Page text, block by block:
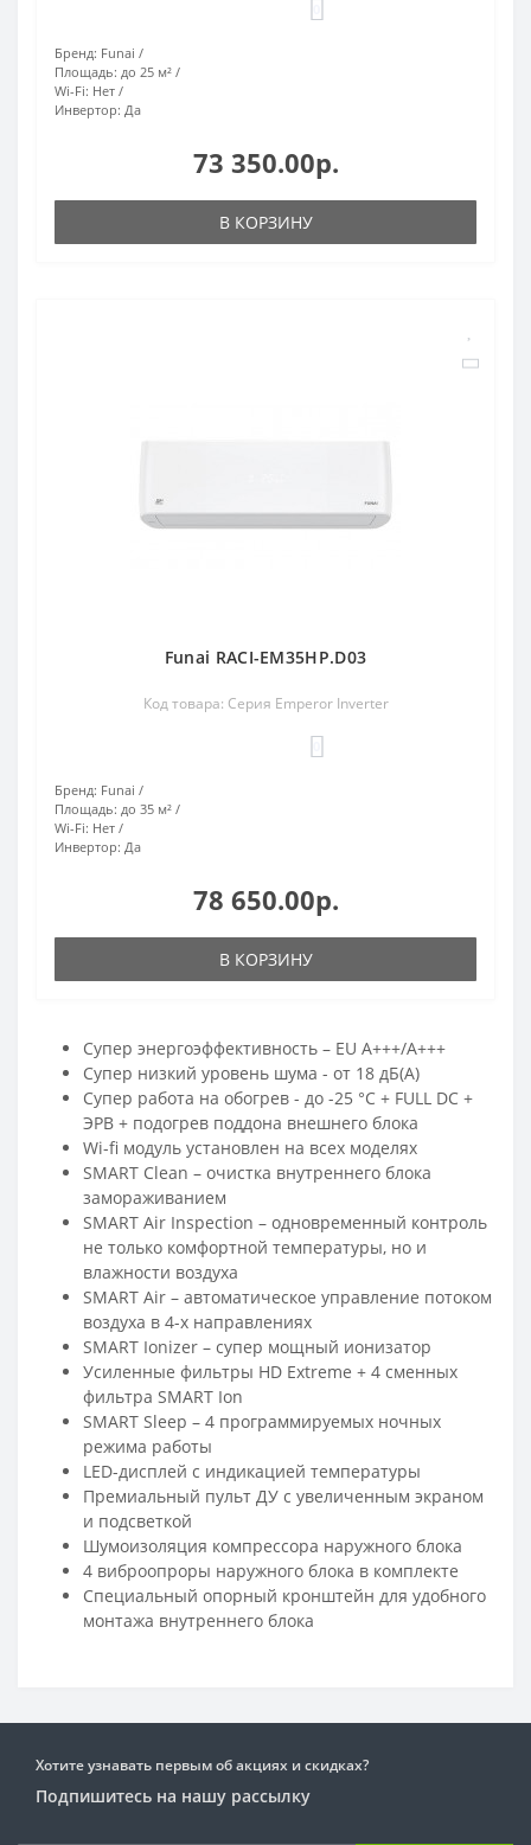
Бренд: Funai
Площадь: до 25 м²
Wi-Fi: Нет
Инвертор: Да
73 350.00р.
В КОРЗИНУ
Funai RACI-EM35HP.D03
Код товара: Серия Emperor Inverter
Бренд: Funai
Площадь: до 35 м²
Wi-Fi: Нет
Инвертор: Да
78 650.00р.
В КОРЗИНУ
Супер энергоэффективность – EU А+++/А+++
Супер низкий уровень шума - от 18 дБ(А)
Супер работа на обогрев - до -25 °С + FULL DC +
ЭРВ + подогрев поддона внешнего блока
Wi-fi модуль установлен на всех моделях
SMART Clean – очистка внутреннего блока
замораживанием
SMART Air Inspection – одновременный контроль
не только комфортной температуры, но и
влажности воздуха
SMART Air – автоматическое управление потоком
воздуха в 4-х направлениях
SMART Ionizer – супер мощный ионизатор
Усиленные фильтры HD Extreme + 4 сменных
фильтра SMART Ion
SMART Sleep – 4 программируемых ночных
режима работы
LED-дисплей с индикацией температуры
Премиальный пульт ДУ с увеличенным экраном
и подсветкой
Шумоизоляция компрессора наружного блока
4 виброопроры наружного блока в комплекте
Специальный опорный кронштейн для удобного
монтажа внутреннего блока
Хотите узнавать первым об акциях и скидках?
Подпишитесь на нашу рассылку